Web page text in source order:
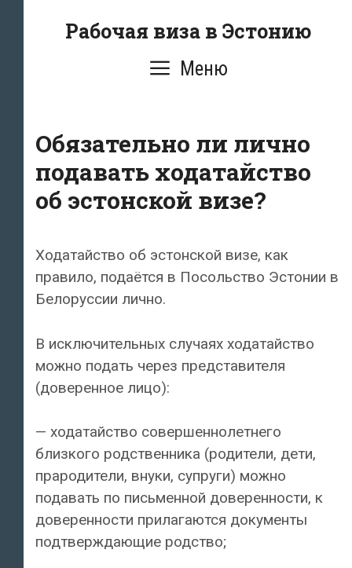
Рабочая виза в Эстонию
Меню
Обязательно ли лично
подавать ходатайство
об эстонской визе?
Ходатайство об эстонской визе, как
правило, подаётся в Посольство Эстонии в
Белоруссии лично.
В исключительных случаях ходатайство
можно подать через представителя
(доверенное лицо):
— ходатайство совершеннолетнего
близкого родственника (родители, дети,
прародители, внуки, супруги) можно
подавать по письменной доверенности, к
доверенности прилагаются документы
подтверждающие родство;